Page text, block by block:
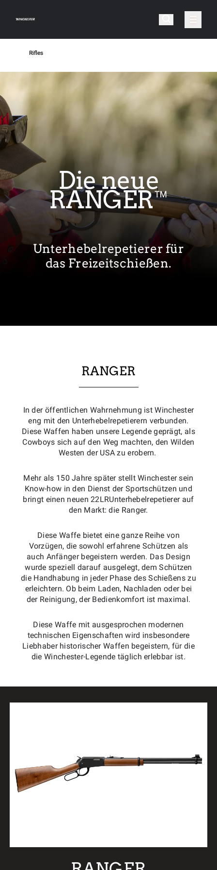
Rifles
Die neue
RANGER™
Unterhebelrepetierer für
das Freizeitschießen.
RANGER
In der öffentlichen Wahrnehmung ist Winchester
eng mit den Unterhebelrepetierern verbunden.
Diese Waffen haben unsere Legende geprägt, als
Cowboys sich auf den Weg machten, den Wilden
Westen der USA zu erobern.
Mehr als 150 Jahre später stellt Winchester sein
Know-how in den Dienst der Sportschützen und
bringt einen neuen 22LRUnterhebelrepetierer auf
den Markt: die Ranger.
Diese Waffe bietet eine ganze Reihe von
Vorzügen, die sowohl erfahrene Schützen als
auch Anfänger begeistern werden. Das Design
wurde speziell darauf ausgelegt, dem Schützen
die Handhabung in jeder Phase des Schießens zu
erleichtern. Ob beim Laden, Nachladen oder bei
der Reinigung, der Bedienkomfort ist maximal.
Diese Waffe mit ausgesprochen modernen
technischen Eigenschaften wird insbesondere
Liebhaber historischer Waffen begeistern, für die
die Winchester-Legende täglich erlebbar ist.